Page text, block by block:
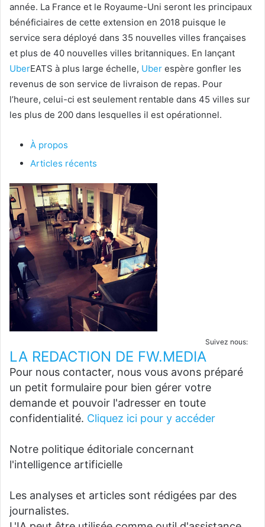
année. La France et le Royaume-Uni seront les principaux
bénéficiaires de cette extension en 2018 puisque le
service sera déployé dans 35 nouvelles villes françaises
et plus de 40 nouvelles villes britanniques. En lançant
UberEATS à plus large échelle, Uber espère gonfler les
revenus de son service de livraison de repas. Pour
l’heure, celui-ci est seulement rentable dans 45 villes sur
les plus de 200 dans lesquelles il est opérationnel.
À propos
Articles récents
Suivez nous:
LA REDACTION DE FW.MEDIA
Pour nous contacter, nous vous avons préparé
un petit formulaire pour bien gérer votre
demande et pouvoir l'adresser en toute
confidentialité. Cliquez ici pour y accéder
Notre politique éditoriale concernant
l'intelligence artificielle
Les analyses et articles sont rédigées par des
journalistes.